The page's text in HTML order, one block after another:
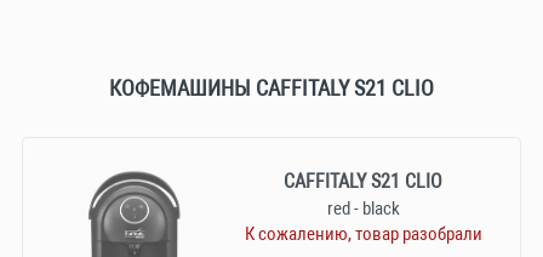
КОФЕМАШИНЫ CAFFITALY S21 CLIO
CAFFITALY S21 CLIO
red - black
К сожалению, товар разобрали